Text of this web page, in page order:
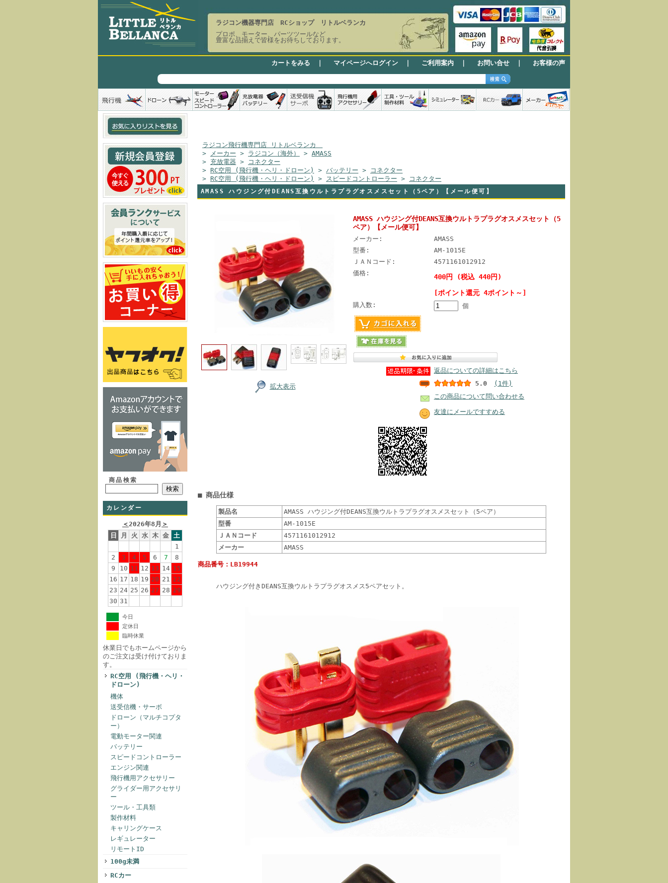
ラジコン機器専門店 RCショップ リトルベランカ
プロポ、モーター、パーツツールなど
豊富な品揃えで皆様をお待ちしております。
カートをみる マイページへログイン ご利用案内 お問い合せ お客様の声
商品検索
カレンダー
＜2026年8月 ＞
日
月 火 水 木 金 土
1
2
3 4 5 6 7
8
9
10 11 12 13 14 15
16 17 18 19 20 21 22
23 24 25 26 27 28 29
30 31
今日
定休日
臨時休業
休業日でもホームページから
のご注文は受け付けておりま
す。
RC空用 (飛行機・ヘリ・
ドローン)
機体
送受信機・サーボ
ドローン（マルチコプタ
ー）
電動モーター関連
バッテリー
スピードコントローラー
エンジン関連
飛行機用アクセサリー
グライダー用アクセサリ
ー
ツール・工具類
製作材料
キャリングケース
レギュレーター
リモートID
100g未満
RCカー
ラジコン飛行機専門店 リトルベランカ
>
メーカー > ラジコン（海外） > AMASS
> 充放電器 >
コネクター
> RC空用 (飛行機・ヘリ・ドローン) > バッテリー >
コネクター
> RC空用 (飛行機・ヘリ・ドローン) > スピードコントローラー > コネクター
AMASS ハウジング付DEANS互換ウルトラプラグオスメスセット（5ペア）【メール便可】
拡大表示
AMASS ハウジング付DEANS互換ウルトラプラグオスメスセット（5
ペア）【メール便可】
メーカー:
AMASS
型番:
AM-1015E
ＪＡＮコード:
4571161012912
価格:
400円 (税込 440円)
[ポイント還元 4ポイント～]
購入数: 個
返品についての詳細はこちら
5.0
(1件)
この商品について問い合わせる
友達にメールですすめる
■ 商品仕様
製品名
AMASS ハウジング付DEANS互換ウルトラプラグオスメスセット（5ペア）
型番
AM-1015E
ＪＡＮコード
4571161012912
メーカー
AMASS
商品番号：LB19944
ハウジング付きDEANS互換ウルトラプラグオスメス5ペアセット。